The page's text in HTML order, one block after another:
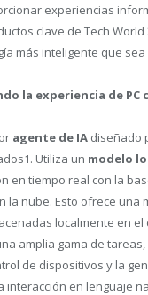
experiencias
clave de Tech
más inteligente que
la experiencia de PC
agente de IA diseñado
1. Utiliza un modelo
en tiempo real con la
la nube. Esto ofrece una
localmente en
amplia gama de
de dispositivos y la
interacción en lenguaje